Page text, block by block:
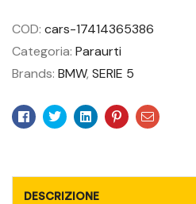
COD: cars-17414365386
Categoria: Paraurti
Brands: BMW, SERIE 5
Facebook
TwitterLinkedinPinterest
Email
DESCRIZIONE